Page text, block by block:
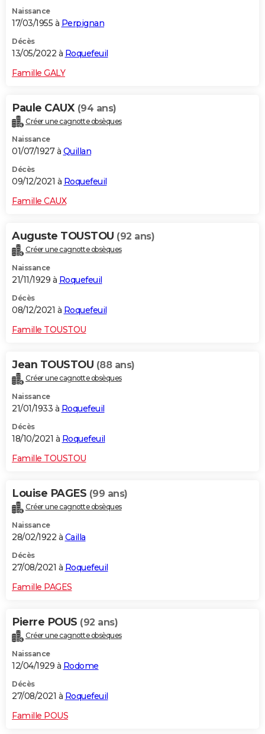
Naissance
17/03/1955 à Perpignan
Décès
13/05/2022 à Roquefeuil
Famille GALY
Paule CAUX (94 ans)
Créer une cagnotte obsèques
Naissance
01/07/1927 à Quillan
Décès
09/12/2021 à Roquefeuil
Famille CAUX
Auguste TOUSTOU (92 ans)
Créer une cagnotte obsèques
Naissance
21/11/1929 à Roquefeuil
Décès
08/12/2021 à Roquefeuil
Famille TOUSTOU
Jean TOUSTOU (88 ans)
Créer une cagnotte obsèques
Naissance
21/01/1933 à Roquefeuil
Décès
18/10/2021 à Roquefeuil
Famille TOUSTOU
Louise PAGES (99 ans)
Créer une cagnotte obsèques
Naissance
28/02/1922 à Cailla
Décès
27/08/2021 à Roquefeuil
Famille PAGES
Pierre POUS (92 ans)
Créer une cagnotte obsèques
Naissance
12/04/1929 à Rodome
Décès
27/08/2021 à Roquefeuil
Famille POUS